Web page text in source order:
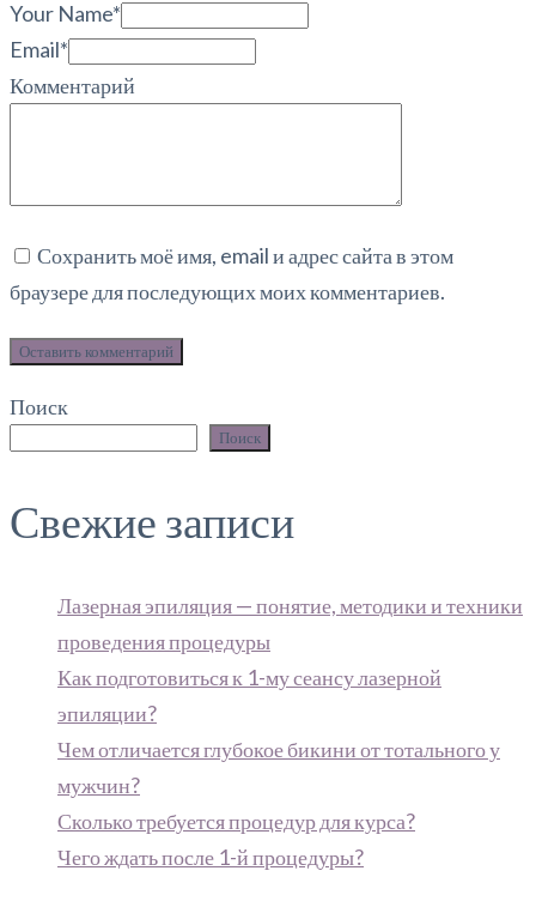
Your Name*
Email*
Комментарий
Сохранить моё имя, email и адрес сайта в этом
браузере для последующих моих комментариев.
Оставить комментарий
Поиск
Поиск
Свежие записи
Лазерная эпиляция — понятие, методики и техники
проведения процедуры
Как подготовиться к 1-му сеансу лазерной
эпиляции?
Чем отличается глубокое бикини от тотального у
мужчин?
Сколько требуется процедур для курса?
Чего ждать после 1-й процедуры?